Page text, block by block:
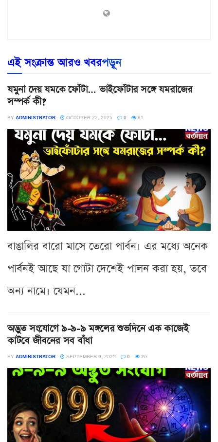
এই সংক্রান্ত আরও খবরপড়ূন
যমুনা দেয় যমকে ফোঁটা… ভাইফোঁটার সঙ্গে যমরাজের
সম্পর্ক কী?
BY ADMINISTRATOR OCTOBER 22, 2025 0 81
বাঙালির বারো মাসে তেরো পার্বন। এর মধ্যে অনেক
পার্বনই আছে যা গোটা দেশেই পালন করা হয়, তবে
অন্য নামে। যেমন...
অদ্ভুত সংযোগে ৯-৯-৯ মঙ্গলের শুভদিনে এক কাজেই
কাটবে জীবনের সব বাঁধা
BY ADMINISTRATOR SEPTEMBER 9, 2025 0 26